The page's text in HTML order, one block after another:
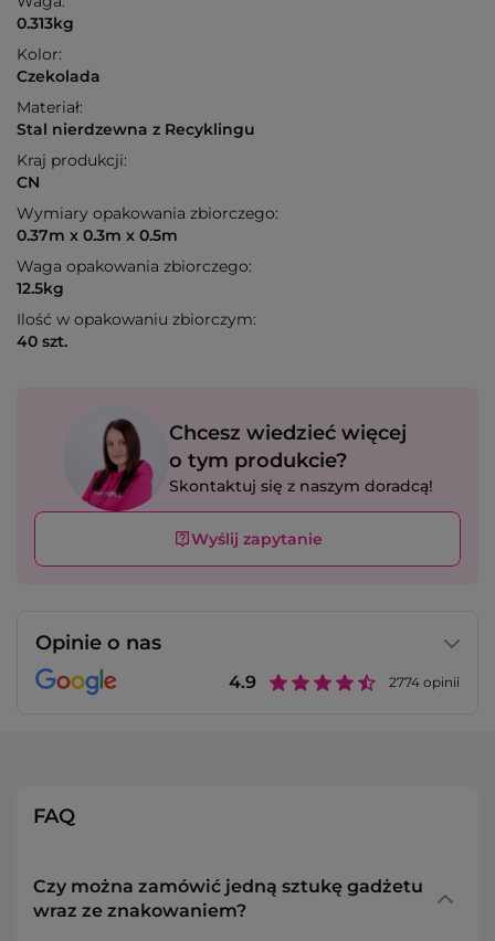
0.313kg
Kolor:
Czekolada
Materiał:
Stal nierdzewna z Recyklingu
Kraj produkcji:
CN
Wymiary opakowania zbiorczego:
0.37m x 0.3m x 0.5m
Waga opakowania zbiorczego:
12.5kg
Ilość w opakowaniu zbiorczym:
40 szt.
Chcesz wiedzieć więcej
o tym produkcie?
Skontaktuj się z naszym doradcą!
Wyślij zapytanie
Opinie o nas
4.9 2774 opinii
FAQ
Czy można zamówić jedną sztukę gadżetu
wraz ze znakowaniem?